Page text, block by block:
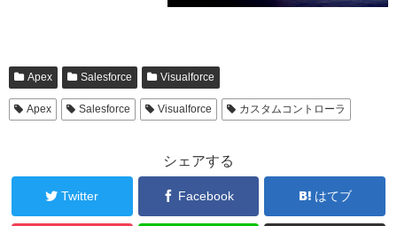
Apex Salesforce Visualforce
Apex Salesforce Visualforce カスタムコントローラ
シェアする
Twitter Facebook はてブ